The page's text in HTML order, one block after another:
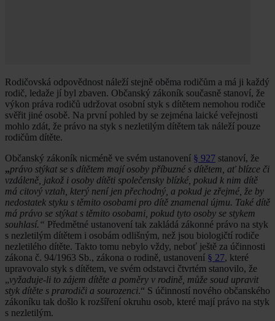
Rodičovská odpovědnost náleží stejně oběma rodičům a má ji každý
rodič, ledaže jí byl zbaven. Občanský zákoník současně stanoví, že
výkon práva rodičů udržovat osobní styk s dítětem nemohou rodiče
svěřit jiné osobě. Na první pohled by se zejména laické veřejnosti
mohlo zdát, že právo na styk s nezletilým dítětem tak náleží pouze
rodičům dítěte.
Občanský zákoník nicméně ve svém ustanovení § 927 stanoví, že
„právo stýkat se s dítětem mají osoby příbuzné s dítětem, ať blízce či
vzdáleně, jakož i osoby dítěti společensky blízké, pokud k nim dítě
má citový vztah, který není jen přechodný, a pokud je zřejmé, že by
nedostatek styku s těmito osobami pro dítě znamenal újmu. Také dítě
má právo se stýkat s těmito osobami, pokud tyto osoby se stykem
souhlasí.“ Předmětné ustanovení tak zakládá zákonné právo na styk
s nezletilým dítětem i osobám odlišným, než jsou biologičtí rodiče
nezletilého dítěte. Takto tomu nebylo vždy, neboť ještě za účinnosti
zákona č. 94/1963 Sb., zákona o rodině, ustanovení § 27, které
upravovalo styk s dítětem, ve svém odstavci čtvrtém stanovilo, že
„vyžaduje-li to zájem dítěte a poměry v rodině, může soud upravit
styk dítěte s prarodiči a sourozenci.“ S účinností nového občanského
zákoníku tak došlo k rozšíření okruhu osob, které mají právo na styk
s nezletilým.